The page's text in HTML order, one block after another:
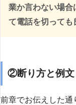
業か言わない場合
て電話を切っても
②断り方と例文
前章でお伝えした通